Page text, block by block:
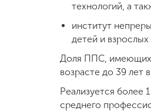
жизнь
Сведения об
образовательной
организации
технологий, а
институт
детей и
Доля ППС, имеющих
возрасте до 39 лет
Реализуется более
среднего